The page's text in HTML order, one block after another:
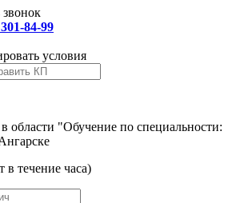
звонок
84-99
условия
в области "Обучение по специальности:
в течение часа)